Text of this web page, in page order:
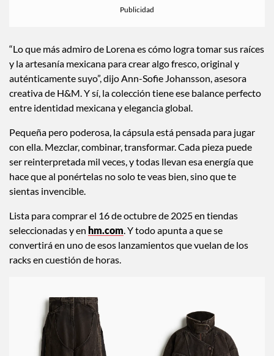
quedar en los racks
“Lo que más admiro de Lorena es cómo logra tomar sus raíces
y la artesanía mexicana para crear algo fresco, original y
auténticamente suyo”, dijo Ann-Sofie Johansson, asesora
creativa de H&M. Y sí, la colección tiene ese balance perfecto
entre identidad mexicana y elegancia global.
Pequeña pero poderosa, la cápsula está pensada para jugar
con ella. Mezclar, combinar, transformar. Cada pieza puede
ser reinterpretada mil veces, y todas llevan esa energía que
hace que al ponértelas no solo te veas bien, sino que te
sientas invencible.
Lista para comprar el 16 de octubre de 2025 en tiendas
convertirá en uno de esos lanzamientos que vuelan de los
racks en cuestión de horas.